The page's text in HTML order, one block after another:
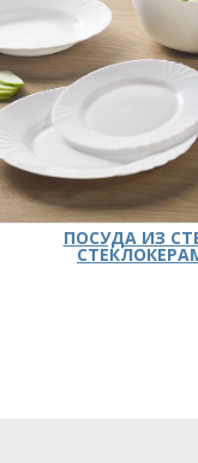
ПОСУДА ИЗ